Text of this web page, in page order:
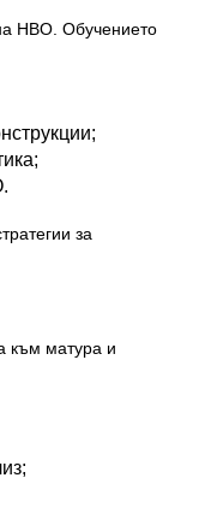
НВО. Обучението
за
към матура и